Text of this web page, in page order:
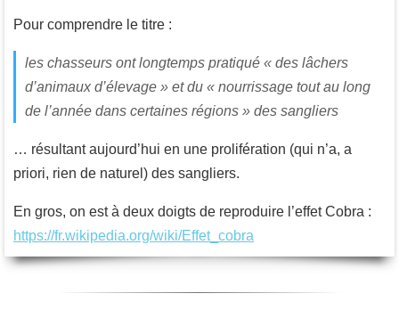
Pour comprendre le titre :
les chasseurs ont longtemps pratiqué « des lâchers
d’animaux d’élevage » et du « nourrissage tout au long
de l’année dans certaines régions » des sangliers
… résultant aujourd’hui en une prolifération (qui n’a, a
priori, rien de naturel) des sangliers.
En gros, on est à deux doigts de reproduire l’effet Cobra :
https://fr.wikipedia.org/wiki/Effet_cobra